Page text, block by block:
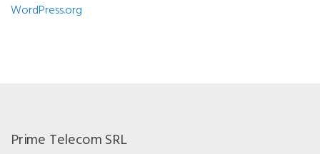
WordPress.org
Prime Telecom SRL